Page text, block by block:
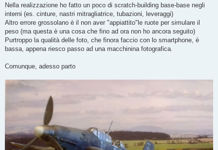
Nella realizzazione ho fatto un poco di scratch-building base-base negli
interni (es. cinture, nastri mitragliatrice, tubazioni, leveraggi)
Altro errore grossolano è il non aver "appiattito"le ruote per simulare il
peso (ma questa è una cosa che fino ad ora non ho ancora seguito)
Purtroppo la qualità delle foto, che finora faccio con lo smartphone, è
bassa, appena riesco passo ad una macchinina fotografica.
Comunque, adesso parto